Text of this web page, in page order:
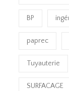
BP
paprec
Tuyauterie
SURFACAGE